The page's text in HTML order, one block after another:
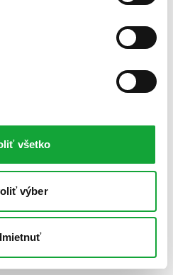
všetko
výber